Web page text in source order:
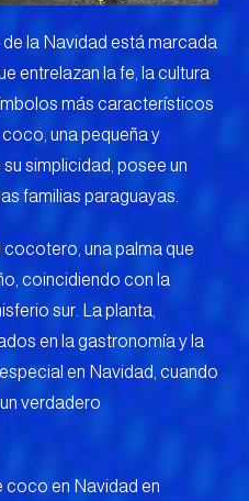
la Navidad está marcada
entrelazan la fe, la cultura
más característicos
una pequeña y
simplicidad, posee un
familias paraguayas.
cocotero, una palma que
coincidiendo con la
sur. La planta,
en la gastronomía y la
en Navidad, cuando
verdadero
coco en Navidad en